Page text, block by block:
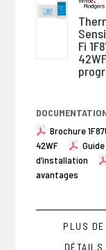
Fi
Brochure
42WF
Guide
d’installation
avantages
PLUS DE
DÉTAILS